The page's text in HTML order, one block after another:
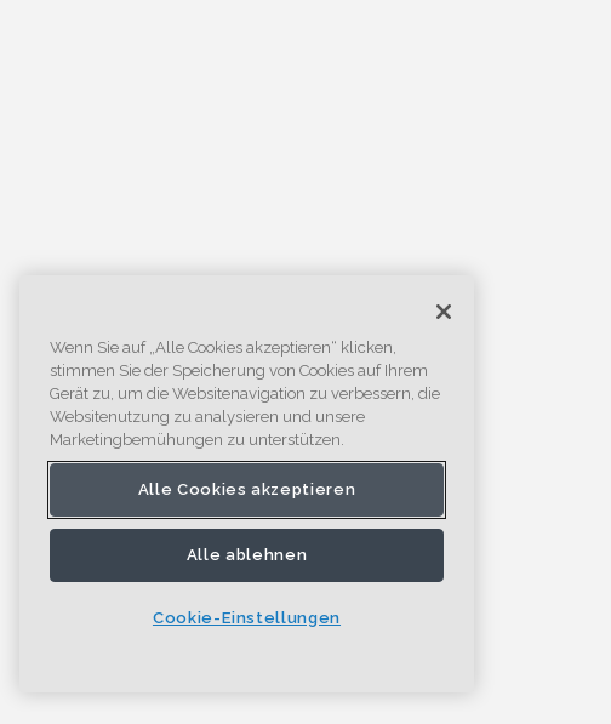
Wenn Sie auf „Alle Cookies akzeptieren“ klicken,
stimmen Sie der Speicherung von Cookies auf Ihrem
Gerät zu, um die Websitenavigation zu verbessern, die
Websitenutzung zu analysieren und unsere
Marketingbemühungen zu unterstützen.
Alle Cookies akzeptieren
Alle ablehnen
Cookie-Einstellungen